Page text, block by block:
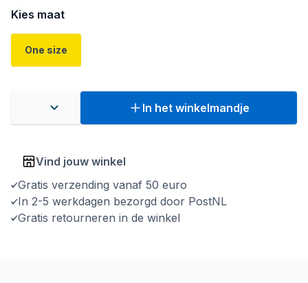
Kies maat
One size
In het winkelmandje
Vind jouw winkel
Gratis verzending vanaf 50 euro
In 2-5 werkdagen bezorgd door PostNL
Gratis retourneren in de winkel